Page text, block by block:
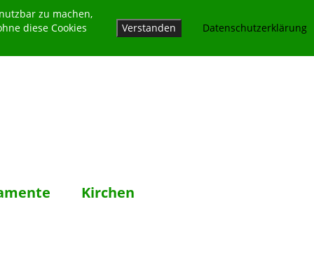
Kirchen
zu machen,
diese Cookies
Verstanden Datenschutzerklärung